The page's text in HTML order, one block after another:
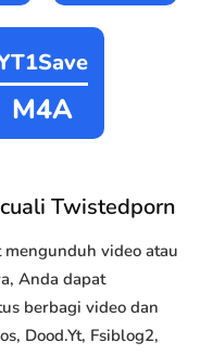
M4A
Twistedporn
mengunduh video atau
Anda dapat
berbagi video dan
Dood.Yt, Fsiblog2,